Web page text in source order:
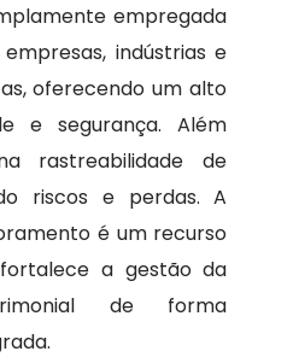
empregada
indústrias e
oferecendo um alto
e segurança. Além
rastreabilidade de
riscos e perdas. A
é um recurso
a gestão da
de forma